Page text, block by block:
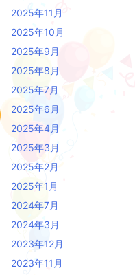
2025年11月
2025年10月
2025年9月
2025年8月
2025年7月
2025年6月
2025年4月
2025年3月
2025年2月
2025年1月
2024年7月
2024年3月
2023年12月
2023年11月